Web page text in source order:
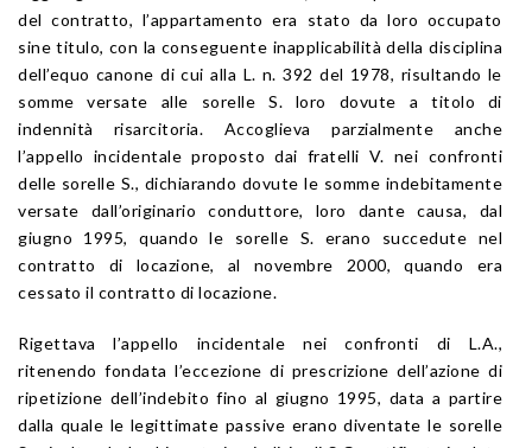
del contratto, l’appartamento era stato da loro occupato
sine titulo, con la conseguente inapplicabilità della disciplina
dell’equo canone di cui alla L. n. 392 del 1978, risultando le
somme versate alle sorelle S. loro dovute a titolo di
indennità risarcitoria. Accoglieva parzialmente anche
l’appello incidentale proposto dai fratelli V. nei confronti
delle sorelle S., dichiarando dovute le somme indebitamente
versate dall’originario conduttore, loro dante causa, dal
giugno 1995, quando le sorelle S. erano succedute nel
contratto di locazione, al novembre 2000, quando era
cessato il contratto di locazione.
Rigettava l’appello incidentale nei confronti di L.A.,
ritenendo fondata l’eccezione di prescrizione dell’azione di
ripetizione dell’indebito fino al giugno 1995, data a partire
dalla quale le legittimate passive erano diventate le sorelle